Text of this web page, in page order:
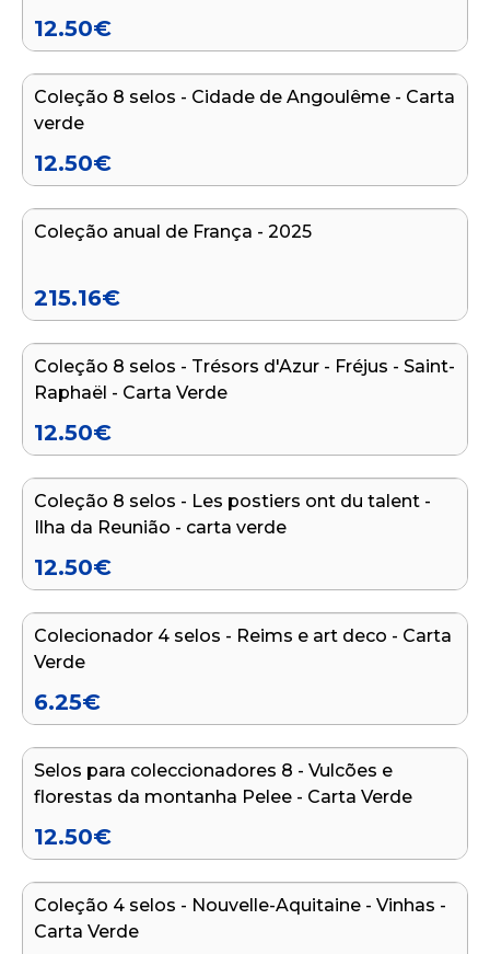
12.50€
Coleção 8 selos - Cidade de Angoulême - Carta
verde
12.50€
Coleção anual de França - 2025
215.16€
Coleção 8 selos - Trésors d'Azur - Fréjus - Saint-
Raphaël - Carta Verde
12.50€
Coleção 8 selos - Les postiers ont du talent -
Ilha da Reunião - carta verde
12.50€
Colecionador 4 selos - Reims e art deco - Carta
Verde
6.25€
Selos para coleccionadores 8 - Vulcões e
florestas da montanha Pelee - Carta Verde
12.50€
Coleção 4 selos - Nouvelle-Aquitaine - Vinhas -
Carta Verde